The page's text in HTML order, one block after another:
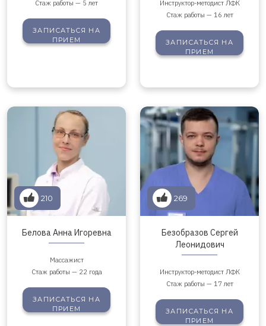
Стаж работы — 5 лет
ЗАПИСАТЬСЯ НА
ПРИЕМ
Инструктор-методист ЛФК
Стаж работы — 16 лет
ЗАПИСАТЬСЯ НА
ПРИЕМ
210
Белова Анна Игоревна
Массажист
Стаж работы — 22 года
ЗАПИСАТЬСЯ НА
ПРИЕМ
269
Безобразов Сергей
Леонидович
Инструктор-методист ЛФК
Стаж работы — 17 лет
ЗАПИСАТЬСЯ НА
ПРИЕМ